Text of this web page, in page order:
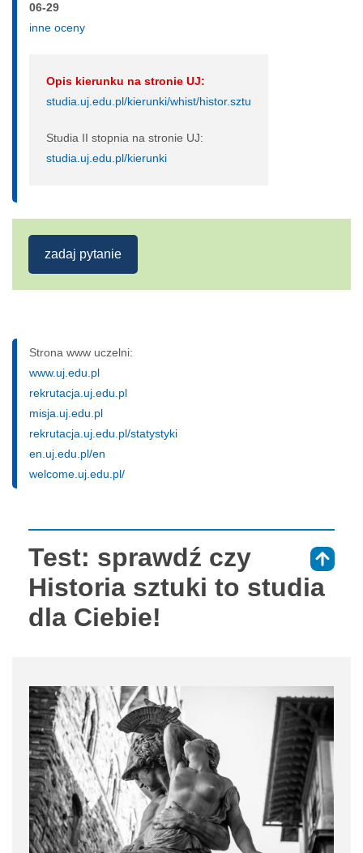
06-29
inne oceny
Opis kierunku na stronie UJ:
studia.uj.edu.pl/kierunki/whist/histor.sztu
Studia II stopnia na stronie UJ:
studia.uj.edu.pl/kierunki
zadaj pytanie
Strona www uczelni:
www.uj.edu.pl
rekrutacja.uj.edu.pl
misja.uj.edu.pl
rekrutacja.uj.edu.pl/statystyki
en.uj.edu.pl/en
welcome.uj.edu.pl/
Test: sprawdź czy
Historia sztuki to studia
dla Ciebie!